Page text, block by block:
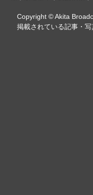
Copyright © Akita
掲載されている記事・写